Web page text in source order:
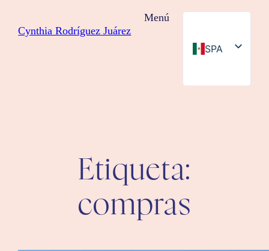
Cynthia Rodríguez Juárez
Menú
SPA
Etiqueta:
compras